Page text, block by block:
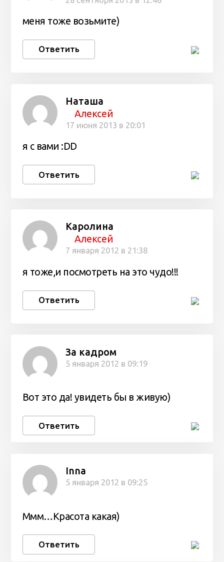
меня тоже возьмите)
Ответить
Наташа
Алексей
17 июня 2013 в 20:01
я с вами :DD
Ответить
Каролина
Алексей
7 января 2012 в 21:38
я тоже,и посмотреть на это чудо!!!
Ответить
За кадром
5 января 2012 в 09:19
Вот это да! увидеть бы в живую)
Ответить
Inna
5 января 2012 в 09:25
Ммм…Красота какая)
Ответить